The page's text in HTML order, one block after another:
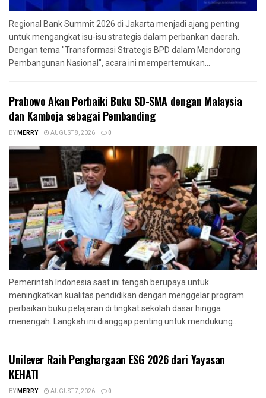
Regional Bank Summit 2026 di Jakarta menjadi ajang penting
untuk mengangkat isu-isu strategis dalam perbankan daerah.
Dengan tema "Transformasi Strategis BPD dalam Mendorong
Pembangunan Nasional", acara ini mempertemukan...
Prabowo Akan Perbaiki Buku SD-SMA dengan Malaysia
dan Kamboja sebagai Pembanding
BYMERRY AUGUST 8, 2026 0
Pemerintah Indonesia saat ini tengah berupaya untuk
meningkatkan kualitas pendidikan dengan menggelar program
perbaikan buku pelajaran di tingkat sekolah dasar hingga
menengah. Langkah ini dianggap penting untuk mendukung...
Unilever Raih Penghargaan ESG 2026 dari Yayasan
KEHATI
BYMERRY AUGUST 7, 2026 0